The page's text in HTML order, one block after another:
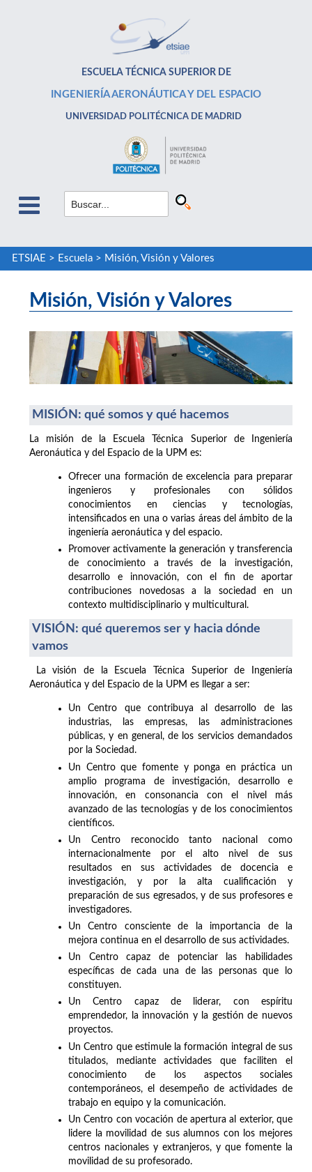
ESCUELA TÉCNICA SUPERIOR DE
INGENIERÍA AERONÁUTICA Y DEL ESPACIO
UNIVERSIDAD POLITÉCNICA DE MADRID
ETSIAE > Escuela> Misión, Visión y Valores
Misión, Visión y Valores
MISIÓN: qué somos y qué hacemos
La misión de la Escuela Técnica Superior de Ingeniería
Aeronáutica y del Espacio de la UPM es:
Ofrecer una formación de excelencia para preparar
ingenieros y profesionales con sólidos
conocimientos en ciencias y tecnologías,
intensificados en una o varias áreas del ámbito de la
ingeniería aeronáutica y del espacio.
Promover activamente la generación y transferencia
de conocimiento a través de la investigación,
desarrollo e innovación, con el fin de aportar
contribuciones novedosas a la sociedad en un
contexto multidisciplinario y multicultural.
VISIÓN: qué queremos ser y hacia dónde
vamos
La visión de la Escuela Técnica Superior de Ingeniería
Aeronáutica y del Espacio de la UPM es llegar a ser:
Un Centro que contribuya al desarrollo de las
industrias, las empresas, las administraciones
públicas, y en general, de los servicios demandados
por la Sociedad.
Un Centro que fomente y ponga en práctica un
amplio programa de investigación, desarrollo e
innovación, en consonancia con el nivel más
avanzado de las tecnologías y de los conocimientos
científicos.
Un Centro reconocido tanto nacional como
internacionalmente por el alto nivel de sus
resultados en sus actividades de docencia e
investigación, y por la alta cualificación y
preparación de sus egresados, y de sus profesores e
investigadores.
Un Centro consciente de la importancia de la
mejora continua en el desarrollo de sus actividades.
Un Centro capaz de potenciar las habilidades
específicas de cada una de las personas que lo
constituyen.
Un Centro capaz de liderar, con espíritu
emprendedor, la innovación y la gestión de nuevos
proyectos.
Un Centro que estimule la formación integral de sus
titulados, mediante actividades que faciliten el
conocimiento de los aspectos sociales
contemporáneos, el desempeño de actividades de
trabajo en equipo y la comunicación.
Un Centro con vocación de apertura al exterior, que
lidere la movilidad de sus alumnos con los mejores
centros nacionales y extranjeros, y que fomente la
movilidad de su profesorado.